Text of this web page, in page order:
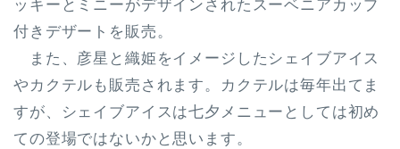
ッキーとミニーがデザインされたスーベニアカップ
付きデザートを販売。
また、 彦星と織姫をイメージしたシェイブアイス
やカクテル も販売されます。カクテルは毎年出てま
すが、シェイブアイスは七夕メニューとしては初め
ての登場ではないかと思います。